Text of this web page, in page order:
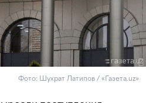
Фото: Шухрат Латипов / «Газета.uz»